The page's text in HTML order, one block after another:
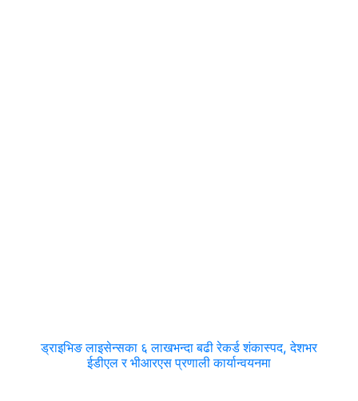
ड्राइभिङ लाइसेन्सका ६ लाखभन्दा बढी रेकर्ड शंकास्पद, देशभर
ईडीएल र भीआरएस प्रणाली कार्यान्वयनमा